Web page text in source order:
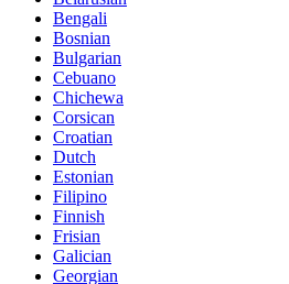
Bengali
Bosnian
Bulgarian
Cebuano
Chichewa
Corsican
Croatian
Dutch
Estonian
Filipino
Finnish
Frisian
Galician
Georgian